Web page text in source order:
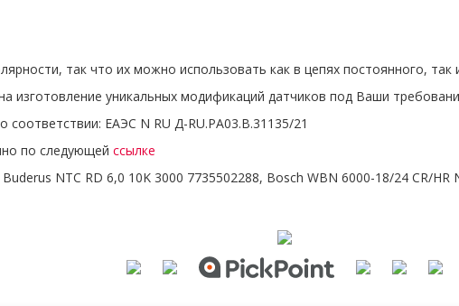
так что их можно использовать как в цепях постоянного,
изготовление уникальных модификаций датчиков под Ваши
соответствии: ЕАЭС N RU Д-RU.РА03.В.31135/21
по следующей ссылке
Buderus NTC RD 6,0 10K 3000 7735502288, Bosch WBN 6000-18/24 CR/